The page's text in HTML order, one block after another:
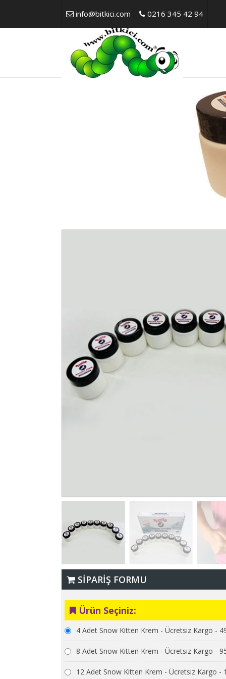
info@bitkici.com 0216 345 42 94
SİPARİŞ FORMU
Ürün Seçiniz:
4 Adet Snow Kitten Krem - Ücretsiz Kargo -
8 Adet Snow Kitten Krem - Ücretsiz Kargo -
12 Adet Snow Kitten Krem - Ücretsiz Kargo -